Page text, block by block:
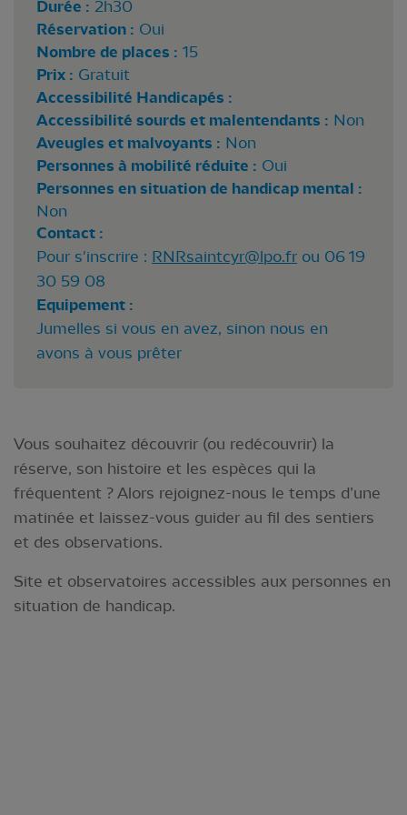
Durée : 2h30
Réservation : Oui
Nombre de places : 15
Prix : Gratuit
Accessibilité Handicapés :
Accessibilité sourds et malentendants : Non
Aveugles et malvoyants : Non
Personnes à mobilité réduite : Oui
Personnes en situation de handicap mental :
Non
Contact :
Pour s'inscrire : RNRsaintcyr@lpo.fr ou 06 19
30 59 08
Equipement :
Jumelles si vous en avez, sinon nous en
avons à vous prêter
Vous souhaitez découvrir (ou redécouvrir) la
réserve, son histoire et les espèces qui la
fréquentent ? Alors rejoignez-nous le temps d’une
matinée et laissez-vous guider au fil des sentiers
et des observations.
Site et observatoires accessibles aux personnes en
situation de handicap.